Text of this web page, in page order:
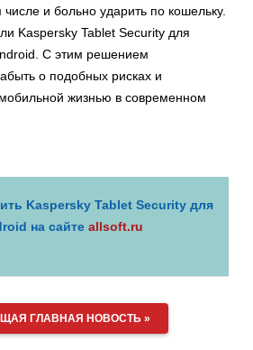
и больно ударить по кошельку.
Kaspersky Tablet Security для
С этим решением
о подобных рисках и
жизнью в современном
Kaspersky Tablet Security для
на сайте allsoft.ru
ГЛАВНАЯ НОВОСТЬ »